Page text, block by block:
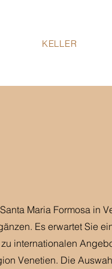
KELLER
Maria Formosa in
Es erwartet Sie
internationalen
Venetien. Die